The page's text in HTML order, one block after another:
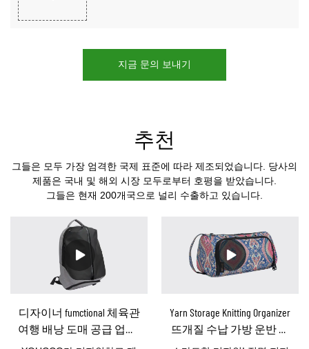
지금 문의 보내기
추천
그들은 모두 가장 엄격한 국제 표준에 따라 제조되었습니다. 당사의
제품은 국내 및 해외 시장 모두로부터 호평을 받았습니다.
그들은 현재 200개국으로 널리 수출하고 있습니다.
디자이너 fumctional 체육관
여행 배낭 도매 공급 업체-
YOUCCO
Yarn Storage Knitting Organizer
뜨개질 수납 가방 운반 실
홀더-YOUCCO